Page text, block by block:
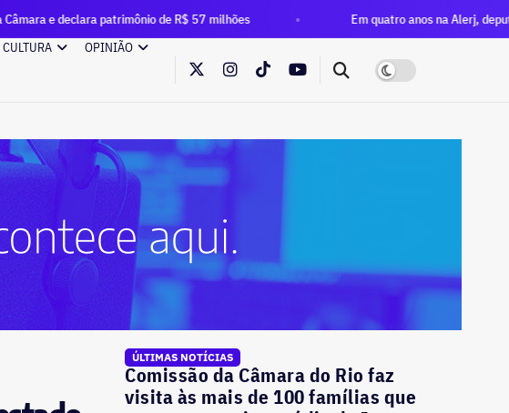
patrimônio de R$ 57 milhões
Em quatro anos na Alerj, deputado Rafael
CULTURA OPINIÃO
ÚLTIMAS NOTÍCIAS
Comissão da Câmara do Rio faz
visita às mais de 100 famílias que